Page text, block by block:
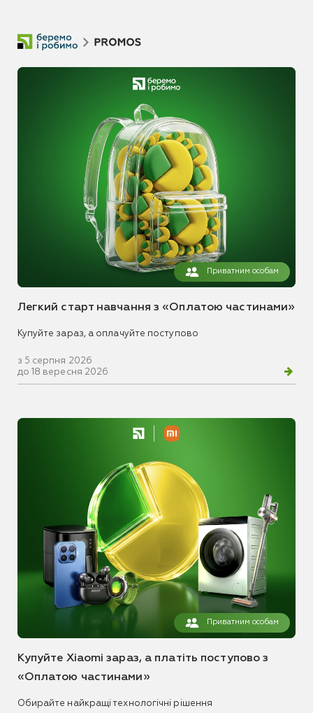
Приватним особам
Легкий старт навчання з «Оплатою частинами»
Купуйте зараз, а оплачуйте поступово
з 5 серпня 2026
до 18 вересня 2026
Приватним особам
Купуйте Xiaomi зараз, а платіть поступово з
«Оплатою частинами»
Обирайте найкращі технологічні рішення